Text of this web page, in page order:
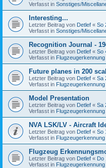
Verfasst in Sonstiges/
Interesting...
Letzter Beitrag von Detlef « So
Verfasst in Sonstiges/
Recognition Journal -
Letzter Beitrag von Detlef « So
Verfasst in
Future planes in 200
Letzter Beitrag von Detlef « Sa
Verfasst in
Model Presentation
Letzter Beitrag von Detlef « Sa
Verfasst in
NVA LSK/LV - Aircraft
Letzter Beitrag von Detlef « So
Verfasst in
Flugzeug
Letzter Beitrag von Detlef « Do
Verfasst in